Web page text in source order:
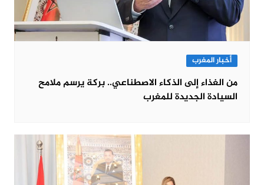
أخبار المغرب
من الغذاء إلى الذكاء الاصطناعي.. بركة يرسم ملامح
السيادة الجديدة للمغرب